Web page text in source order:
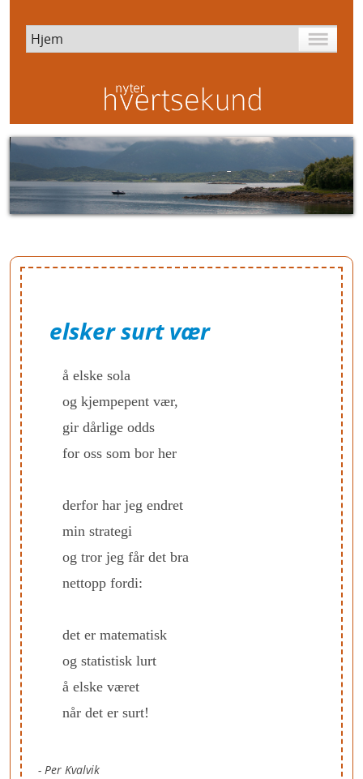
elsker surt vær
å elske sola
og kjempepent vær,
gir dårlige odds
for oss som bor her
derfor har jeg endret
min strategi
og tror jeg får det bra
nettopp fordi:
det er matematisk
og statistisk lurt
å elske været
når det er surt!
- Per Kvalvik